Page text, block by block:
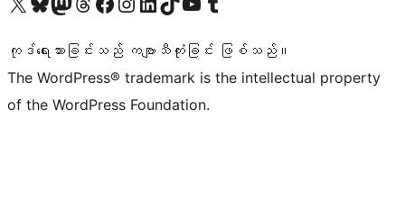
ကုဒ်ရေးသားခြင်းသည် ကဗျာသီကုံးခြင်း ဖြစ်သည်။
The WordPress® trademark is the intellectual property
of the WordPress Foundation.